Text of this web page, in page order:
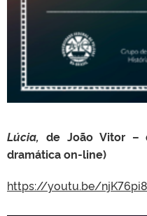
Lúcia, de João Vitor –
dramática on-line)
https://youtu.be/